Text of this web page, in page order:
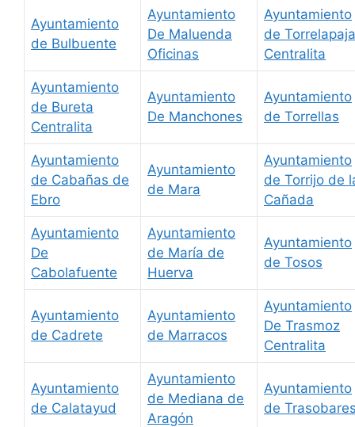
Ayuntamiento
de Bulbuente
Ayuntamiento
De Maluenda
Oficinas
Ayuntamiento
de Torrelapaja
Centralita
Ayuntamiento
de Bureta
Centralita
Ayuntamiento
De Manchones
Ayuntamiento
de Torrellas
Ayuntamiento
de Cabañas de
Ebro
Ayuntamiento
de Mara
Ayuntamiento
de Torrijo de
Cañada
Ayuntamiento
De
Cabolafuente
Ayuntamiento
de María de
Huerva
Ayuntamiento
de Tosos
Ayuntamiento
de Cadrete
Ayuntamiento
de Marracos
Ayuntamiento
De Trasmoz
Centralita
Ayuntamiento
de Calatayud
Ayuntamiento
de Mediana de
Aragón
Ayuntamiento
de